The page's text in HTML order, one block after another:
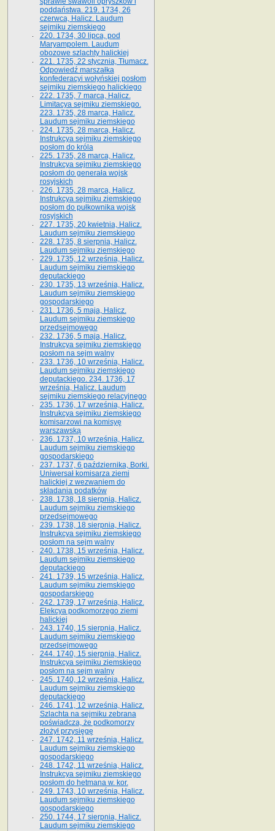
poddaństwa. 219. 1734, 26
czerwca, Halicz. Laudum
sejmiku ziemskiego
220. 1734, 30 lipca, pod
Maryampolem. Laudum
obozowe szlachty halickiej
221. 1735, 22 stycznia, Tłumacz.
Odpowiedź marszałka
konfederacyi wołyńskiej posłom
sejmiku ziemskiego halickiego
222. 1735, 7 marca, Halicz.
Limitacya sejmiku ziemskiego.
223. 1735, 28 marca, Halicz.
Laudum sejmiku ziemskiego
224. 1735, 28 marca, Halicz.
Instrukcya sejmiku ziemskiego
posłom do króla
225. 1735, 28 marca, Halicz.
Instrukcya sejmiku ziemskiego
posłom do generała wojsk
rosyjskich
226. 1735, 28 marca, Halicz.
Instrukcya sejmiku ziemskiego
posłom do pułkownika wojsk
rosyjskich
227. 1735, 20 kwietnia, Halicz.
Laudum sejmiku ziemskiego
228. 1735, 8 sierpnia, Halicz.
Laudum sejmiku ziemskiego
229. 1735, 12 września, Halicz.
Laudum sejmiku ziemskiego
deputackiego
230. 1735, 13 września, Halicz.
Laudum sejmiku ziemskiego
gospodarskiego
231. 1736, 5 maja, Halicz.
Laudum sejmiku ziemskiego
przedsejmowego
232. 1736, 5 maja, Halicz.
Instrukcya sejmiku ziemskiego
posłom na sejm walny
233. 1736, 10 września, Halicz.
Laudum sejmiku ziemskiego
deputackiego. 234. 1736, 17
września, Halicz. Laudum
sejmiku ziemskiego relacyjnego
235. 1736, 17 września, Halicz.
Instrukcya sejmiku ziemskiego
komisarzowi na komisyę
warszawską
236. 1737, 10 września, Halicz.
Laudum sejmiku ziemskiego
gospodarskiego
237. 1737, 6 października, Borki.
Uniwersał komisarza ziemi
halickiej z wezwaniem do
składania podatków
238. 1738, 18 sierpnia, Halicz.
Laudum sejmiku ziemskiego
przedsejmowego
239. 1738, 18 sierpnia, Halicz.
Instrukcya sejmiku ziemskiego
posłom na sejm walny
240. 1738, 15 września, Halicz.
Laudum sejmiku ziemskiego
deputackiego
241. 1739, 15 września, Halicz.
Laudum sejmiku ziemskiego
gospodarskiego
242. 1739, 17 września, Halicz.
Elekcya podkomorzego ziemi
halickiej
243. 1740, 15 sierpnia, Halicz.
Laudum sejmiku ziemskiego
przedsejmowego
244. 1740, 15 sierpnia, Halicz.
Instrukcya sejmiku ziemskiego
posłom na sejm walny
245. 1740, 12 września, Halicz.
Laudum sejmiku ziemskiego
deputackiego
246. 1741, 12 września, Halicz.
Szlachta na sejmiku zebrana
poświadcza, że podkomorzy
złożył przysięgę
247. 1742, 11 września, Halicz.
Laudum sejmiku ziemskiego
gospodarskiego
248. 1742, 11 września, Halicz.
Instrukcya sejmiku ziemskiego
posłom do hetmana w. kor.
249. 1743, 10 września, Halicz.
Laudum sejmiku ziemskiego
gospodarskiego
250. 1744, 17 sierpnia, Halicz.
Laudum sejmiku ziemskiego